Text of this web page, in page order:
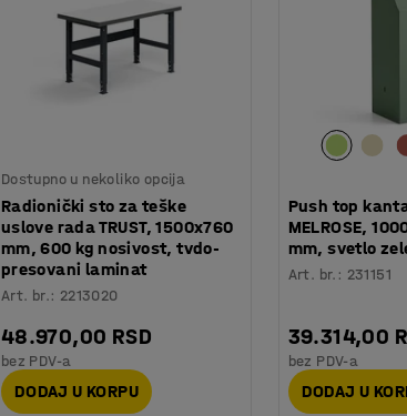
Dostupno u nekoliko opcija
Radionički sto za teške
uslove rada TRUST, 1500x760
mm, 600 kg nosivost, tvdo-
presovani laminat
Art. br.: 2213020
48.970,00 RSD
bez PDV-a
DODAJ U KORPU
Push top
MELROSE,
mm, svetlo
Art. br. : 231151
39.314,00
bez PDV-a
DODAJ U